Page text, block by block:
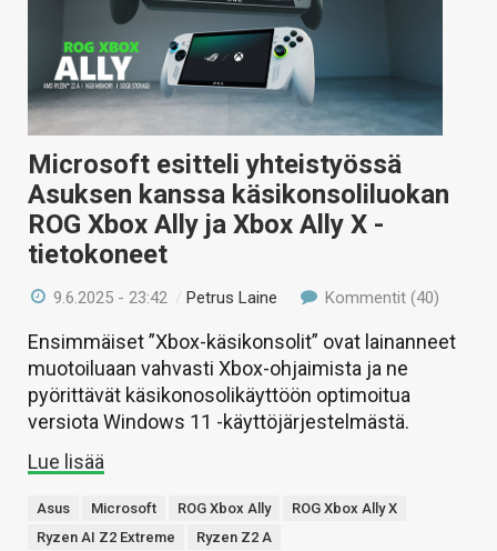
Microsoft esitteli yhteistyössä
Asuksen kanssa käsikonsoliluokan
ROG Xbox Ally ja Xbox Ally X -
tietokoneet
9.6.2025 - 23:42 /Petrus Laine Kommentit (40)
Ensimmäiset ”Xbox-käsikonsolit” ovat lainanneet
muotoiluaan vahvasti Xbox-ohjaimista ja ne
pyörittävät käsikonosolikäyttöön optimoitua
versiota Windows 11 -käyttöjärjestelmästä.
Lue lisää
Asus Microsoft ROG Xbox Ally
ROG Xbox Ally X
Ryzen AI Z2 Extreme
Ryzen Z2 A